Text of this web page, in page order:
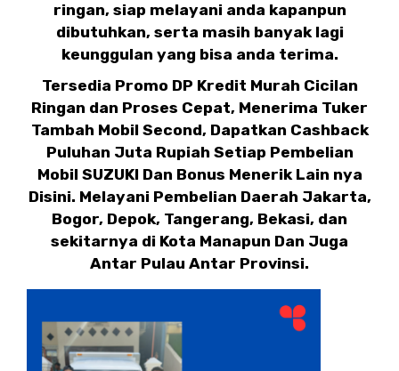
ringan, siap melayani anda kapanpun
dibutuhkan, serta masih banyak lagi
keunggulan yang bisa anda terima.
Tersedia Promo DP Kredit Murah Cicilan
Ringan dan Proses Cepat, Menerima Tuker
Tambah Mobil Second, Dapatkan Cashback
Puluhan Juta Rupiah Setiap Pembelian
Mobil SUZUKI Dan Bonus Menerik Lain nya
Disini. Melayani Pembelian Daerah Jakarta,
Bogor, Depok, Tangerang, Bekasi, dan
sekitarnya di Kota Manapun Dan Juga
Antar Pulau Antar Provinsi.